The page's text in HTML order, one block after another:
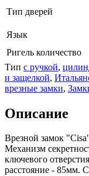
Тип дверей
Язык
Ригель количество
Тип с ручкой,
и защелкой,
врезные замки,
Описание
Врезной замок
Механизм
ключевого
расстояние - 85мм.